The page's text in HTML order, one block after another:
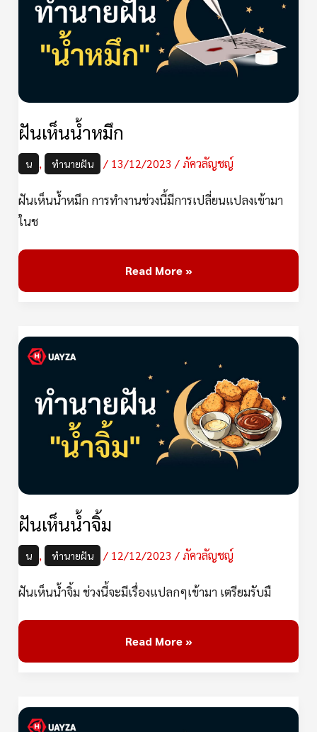
ฝันเห็นน้ำหมึก
น , ทำนายฝัน / 13/12/2023/ภัควลัญชญ์
ฝันเห็นน้ำหมึก การทำงานช่วงนี้มีการเปลี่ยนแปลงเข้ามา
ในช
หมึก
Read More »
ฝันเห็นน้ำจิ้ม
น , ทำนายฝัน / 12/12/2023/ภัควลัญชญ์
ฝันเห็นน้ำจิ้ม ช่วงนี้จะมีเรื่องแปลกๆเข้ามา เตรียมรับมื
น้ำ
จิ้ม
Read More »